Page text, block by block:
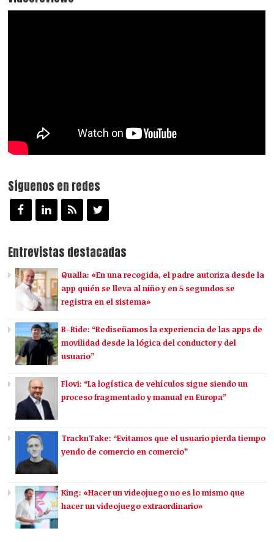
Síguenos en redes
Entrevistas destacadas
Qualla: «En una recogida, el padre autoriza desde la
app quién se lleva al niño y en 5 segundos se
registra en el sistema»
B-Ride: “Rediseñamos la experiencia de las apps de
movilidad desde la lógica del conductor y del
usuario”
Flovi: “La logística de vehículos sigue siendo un
proceso fragmentado y manual en Europa”
TracknTake: “Evitamos que el usuario pierda tiempo
yendo de comercio en comercio”
King: «Hacer un videojuego no es lo mismo que
hacer un videojuego extraordinario»